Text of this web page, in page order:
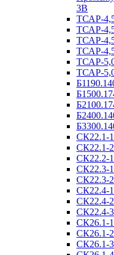
3В
ТСАР-
ТСАР-
ТСАР-
ТСАР-
ТСАР-
ТСАР-
СК22.1-
СК22.1-
СК22.2-
СК22.3-
СК22.3-
СК22.4-
СК22.4-
СК22.4-
СК26.1-
СК26.1-
СК26.1-